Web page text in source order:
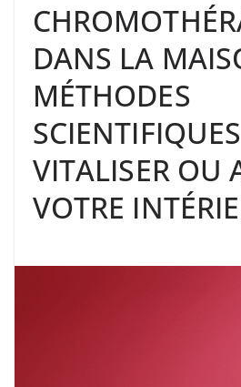
DANS LA
MÉTHODES
VITALISER OU
VOTRE